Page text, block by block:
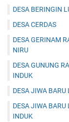
DESA BERINGIN
DESA CERDAS
DESA GERINAM
NIRU
DESA GUNUNG
INDUK
DESA JIWA BARU
DESA JIWA BARU
INDUK